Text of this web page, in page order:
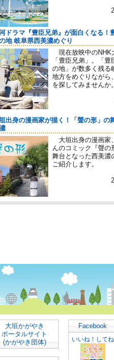
大垣かがやき
ポータルサイト
(かがやき団体)
Facebook
いいね！してね